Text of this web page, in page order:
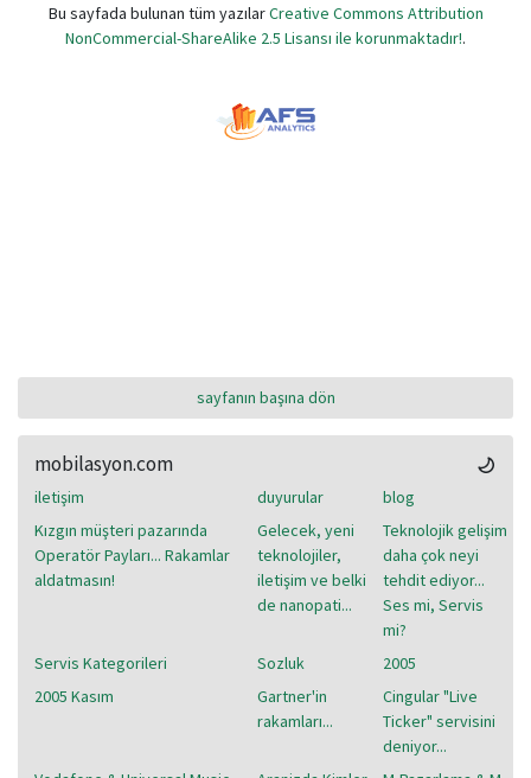
Bu sayfada bulunan tüm yazılarCreative Commons Attribution
NonCommercial-ShareAlike 2.5 Lisansı ile korunmaktadır!.
sayfanın başına dön
mobilasyon.com
iletişim duyurular
blog
Kızgın müşteri pazarında
Operatör Payları... Rakamlar
aldatmasın!
Gelecek, yeni
teknolojiler,
iletişim ve belki
de nanopati...
Teknolojik gelişim
daha çok neyi
tehdit ediyor...
Ses mi, Servis
mi?
Servis Kategorileri
Sozluk
2005
2005 Kasım
Gartner'in
rakamları...
Cingular "Live
Ticker" servisini
deniyor...